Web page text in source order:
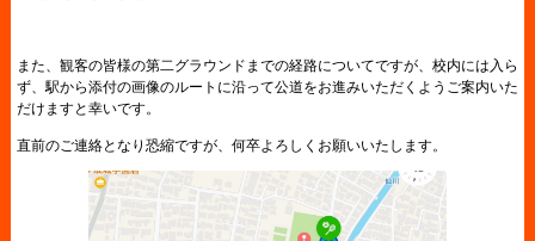
また、観客の皆様の第二グラウンドまでの経路についてですが、校内には入ら
ず、駅から添付の画像のルートに沿って公道をお進みいただくようご案内いた
だけますと幸いです。
直前のご連絡となり恐縮ですが、何卒よろしくお願いいたします。